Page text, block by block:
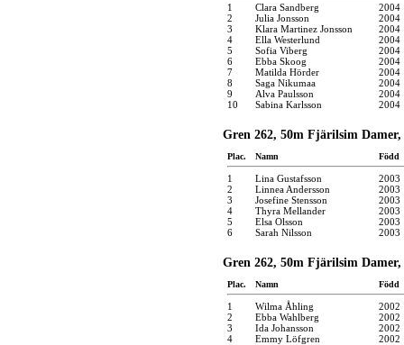
1 Clara Sandberg
2004
2
Julia Jonsson
2004
3
Klara Martinez Jonsson
2004
4
Ella Westerlund
2004
5
Sofia Viberg
2004
6
Ebba Skoog
2004
7
Matilda Hörder
2004
8
Saga Nikumaa
2004
9
Alva Paulsson
2004
10
Sabina Karlsson 2004
Gren 262, 50m Fjärilsim Damer,
Plac. Namn Född
1 Lina Gustafsson
2003
2
Linnea Andersson
2003
3
Josefine Stensson
2003
4
Thyra Mellander
2003
5
Elsa Olsson
2003
6
Sarah Nilsson 2003
Gren 262, 50m Fjärilsim Damer,
Plac. Namn Född
1 Wilma Åhling
2002
2
Ebba Wahlberg
2002
3
Ida Johansson
2002
4
Emmy Löfgren 2002